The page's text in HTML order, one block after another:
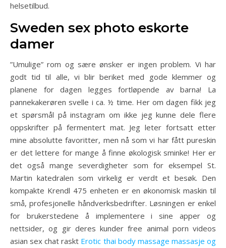
helsetilbud.
Sweden sex photo eskorte
damer
”Umulige” rom og sære ønsker er ingen problem. Vi har
godt tid til alle, vi blir beriket med gode klemmer og
planene for dagen legges fortløpende av barna! La
pannekakerøren svelle i ca. ½ time. Her om dagen fikk jeg
et spørsmål på instagram om ikke jeg kunne dele flere
oppskrifter på fermentert mat. Jeg leter fortsatt etter
mine absolutte favoritter, men nå som vi har fått pureskin
er det lettere for mange å finne økologisk sminke! Her er
det også mange severdigheter som for eksempel St.
Martin katedralen som virkelig er verdt et besøk. Den
kompakte Krendl 475 enheten er en økonomisk maskin til
små, profesjonelle håndverksbedrifter. Løsningen er enkel
for brukerstedene å implementere i sine apper og
nettsider, og gir deres kunder free animal porn videos
asian sex chat raskt Erotic thai body massage massasje og